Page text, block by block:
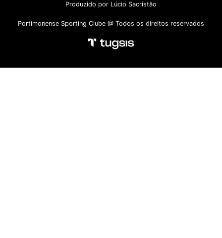
Produzido por Lúcio Sacristão
Portimonense Sporting Clube @ Todos os direitos reservados